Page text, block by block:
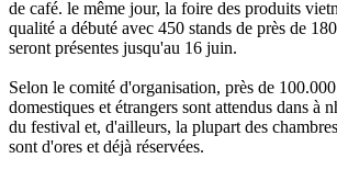
de café. le même jour, la foire des produits
qualité a débuté avec 450 stands de près de
seront présentes jusqu'au 16 juin.
Selon le comité d'organisation, près de
domestiques et étrangers sont attendus dans à
du festival et, d'ailleurs, la plupart des
sont d'ores et déjà réservées.